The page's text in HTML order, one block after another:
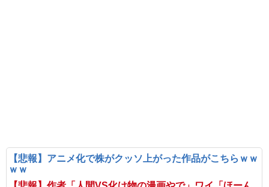
【悲報】アニメ化で株がクッソ上がった作品がこちらｗｗ
ｗｗ